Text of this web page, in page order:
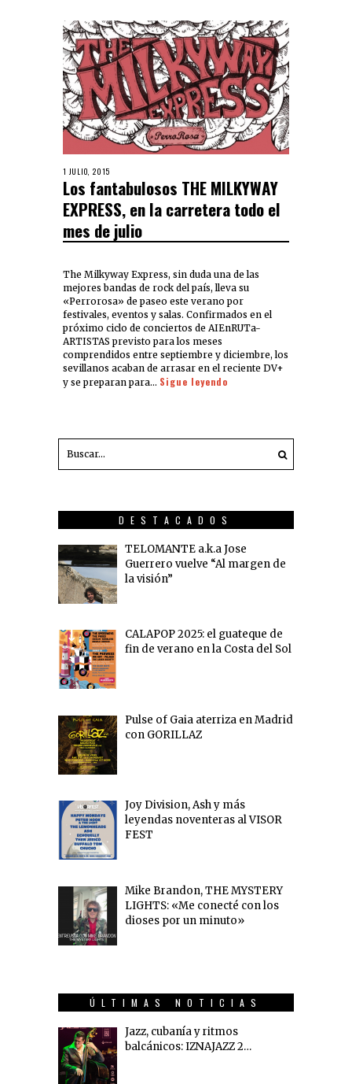
1 JULIO, 2015
Los fantabulosos THE MILKYWAY
EXPRESS, en la carretera todo el
mes de julio
The Milkyway Express, sin duda una de las
mejores bandas de rock del país, lleva su
«Perrorosa» de paseo este verano por
festivales, eventos y salas. Confirmados en el
próximo ciclo de conciertos de AIEnRUTa-
ARTISTAS previsto para los meses
comprendidos entre septiembre y diciembre, los
sevillanos acaban de arrasar en el reciente DV+
y se preparan para… Sigue leyendo
DESTACADOS
TELOMANTE a.k.a Jose
Guerrero vuelve “Al margen de
la visión”
CALAPOP 2025: el guateque de
fin de verano en la Costa del Sol
Pulse of Gaia aterriza en Madrid
con GORILLAZ
Joy Division, Ash y más
leyendas noventeras al VISOR
FEST
Mike Brandon, THE MYSTERY
LIGHTS: «Me conecté con los
dioses por un minuto»
ÚLTIMAS NOTICIAS
Jazz, cubanía y ritmos
balcánicos: IZNAJAZZ 2…